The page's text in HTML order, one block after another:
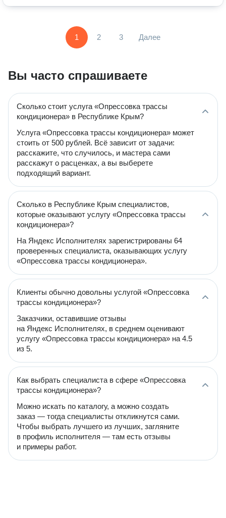
1 2 3 Далее
Вы часто спрашиваете
Сколько стоит услуга «Опрессовка трассы
кондиционера» в Республике Крым?
Услуга «Опрессовка трассы кондиционера» может
стоить от 500 рублей. Всё зависит от задачи:
расскажите, что случилось, и мастера сами
расскажут о расценках, а вы выберете
подходящий вариант.
Сколько в Республике Крым специалистов,
которые оказывают услугу «Опрессовка трассы
кондиционера»?
На Яндекс Исполнителях зарегистрированы 64
проверенных специалиста, оказывающих услугу
«Опрессовка трассы кондиционера».
Клиенты обычно довольны услугой «Опрессовка
трассы кондиционера»?
Заказчики, оставившие отзывы
на Яндекс Исполнителях, в среднем оценивают
услугу «Опрессовка трассы кондиционера» на 4.5
из 5.
Как выбрать специалиста в сфере «Опрессовка
трассы кондиционера»?
Можно искать по каталогу, а можно создать
заказ — тогда специалисты откликнутся сами.
Чтобы выбрать лучшего из лучших, загляните
в профиль исполнителя — там есть отзывы
и примеры работ.